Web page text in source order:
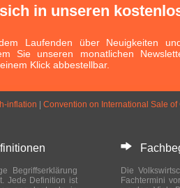
in unseren
Laufenden über Neuigkeiten
Sie unseren monatlichen
Klick abbestellbar.
inflation Convention on International Sale of
Begriffserklärung
Jede Definition ist
Die
Fachtermini